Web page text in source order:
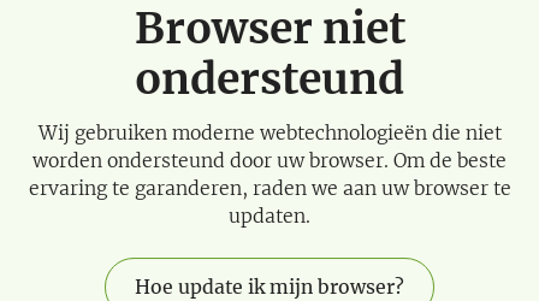
Browser niet
ondersteund
Wij gebruiken moderne webtechnologieën die niet
worden ondersteund door uw browser. Om de beste
ervaring te garanderen, raden we aan uw browser te
updaten.
Hoe update ik mijn browser?